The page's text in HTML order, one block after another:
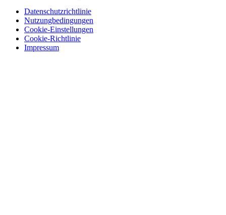
Datenschutzrichtlinie
Nutzungbedingungen
Cookie-Einstellungen
Cookie-Richtlinie
Impressum